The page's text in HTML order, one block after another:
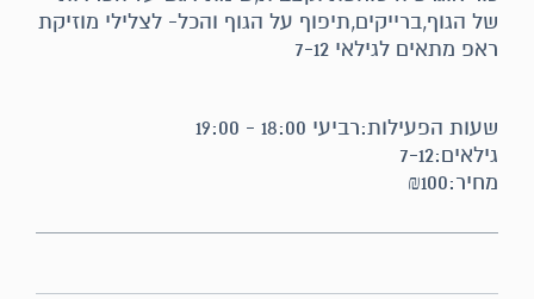
של הגוף,ברייקים,תיפוף על הגוף והכל- לצלילי מוזיקת
ראפ מתאים לגילאי 7-12
שעות הפעילות:רביעי 18:00 - 19:00
גילאים:7-12
מחיר:₪100